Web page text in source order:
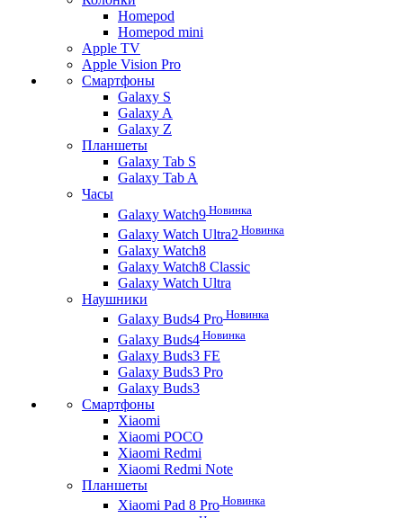
Homepod
Homepod mini
Apple TV
Apple Vision Pro
Смартфоны
Galaxy S
Galaxy A
Galaxy Z
Планшеты
Galaxy Tab S
Galaxy Tab A
Часы
Galaxy Watch9 Новинка
Galaxy Watch Ultra2 Новинка
Galaxy Watch8
Galaxy Watch8 Classic
Galaxy Watch Ultra
Наушники
Galaxy Buds4 Pro Новинка
Galaxy Buds4 Новинка
Galaxy Buds3 FE
Galaxy Buds3 Pro
Galaxy Buds3
Смартфоны
Xiaomi
Xiaomi POCO
Xiaomi Redmi
Xiaomi Redmi Note
Планшеты
Xiaomi Pad 8 Pro Новинка